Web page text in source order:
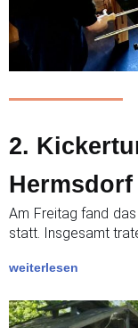
2.
Hermsdorf
Am Freitag fand
statt. Insgesamt
weiterlesen